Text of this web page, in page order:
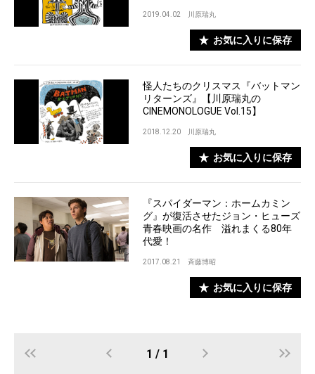
2019.04.02 川原瑞丸
お気に入りに保存
怪人たちのクリスマス『バットマン
リターンズ』【川原瑞丸の
CINEMONOLOGUE Vol.15】
2018.12.20 川原瑞丸
お気に入りに保存
『スパイダーマン：ホームカミン
グ』が復活させたジョン・ヒューズ
青春映画の名作 溢れまくる80年
代愛！
2017.08.21 斉藤博昭
お気に入りに保存
1 / 1